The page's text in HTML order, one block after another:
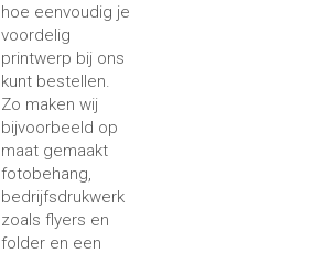
hoe eenvoudig je
voordelig
printwerp bij ons
kunt bestellen.
Zo maken wij
bijvoorbeeld op
maat gemaakt
fotobehang,
bedrijfsdrukwerk
zoals flyers en
folder en een